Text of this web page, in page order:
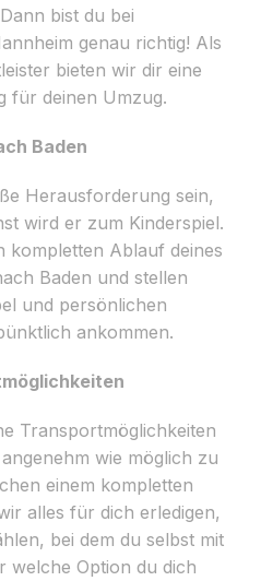
bist du bei
genau richtig! Als
bieten wir dir eine
für deinen Umzug.
Baden
Herausforderung sein,
wird er zum Kinderspiel.
kompletten Ablauf deines
Baden und stellen
und persönlichen
ankommen.
Transportmöglichkeiten
wie möglich zu
einem kompletten
alles für dich erledigen,
bei dem du selbst mit
welche Option du dich